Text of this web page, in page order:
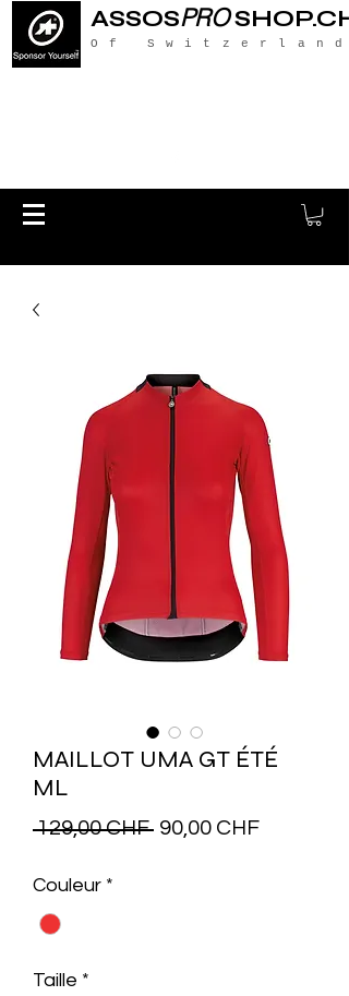
ASSOSPROSHOP.CH
Of Switzerland
MAILLOT UMA GT ÉTÉ
ML
129,00 CHF Prix
90,00 CHFPrix
Couleur *
Taille *